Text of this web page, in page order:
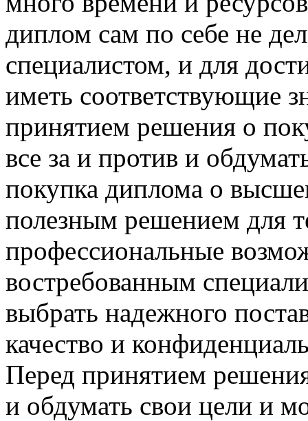
диплом сам по себе не
специалистом, и для
иметь соответствующие
принятием решения о
все за и против и
покупка диплома о
полезным решением для
профессиональные
востребованным
выбрать надежного
качество и
Перед принятием
и обдумать свои цели и